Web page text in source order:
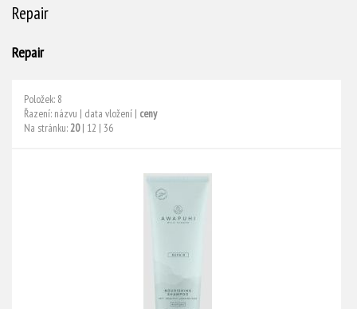
Repair
Repair
Položek: 8
Řazení: názvu | data vložení | ceny
Na stránku:20| 12 | 36